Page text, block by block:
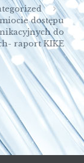
dostępu
do
raport KIKE